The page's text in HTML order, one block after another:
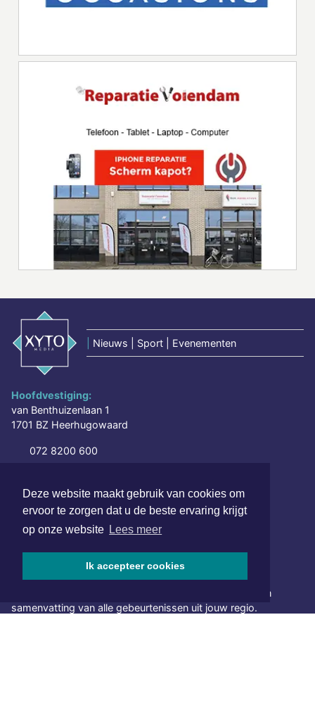
Deze website maakt gebruik van cookies om
ervoor te zorgen dat u de beste ervaring krijgt
op onze website Lees meer
Ik accepteer cookies
Nieuws | Sport | Evenementen
Hoofdvestiging:
van Benthuizenlaan 1
1701 BZ Heerhugowaard
072 8200 600
www.xyto.nl
SOCIAL MEDIA
NIEUWSBRIEF AANMELDEN
Schrijf je in voor onze nieuwsbrief en krijg wekelijks een
samenvatting van alle gebeurtenissen uit jouw regio.